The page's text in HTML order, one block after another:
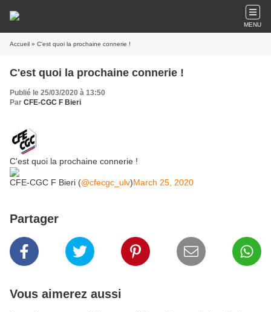
MENU
Accueil » C'est quoi la prochaine connerie !
C'est quoi la prochaine connerie !
Publié le 25/03/2020 à 13:50
Par CFE-CGC F Bieri
C'est quoi la prochaine connerie !
CFE-CGC F Bieri (@cfecgc_ulv)March 25, 2020
Partager
Vous aimerez aussi